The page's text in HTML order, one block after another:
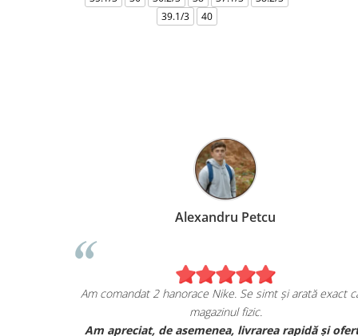
39.1/3
40
Alexandru Petcu
Am comandat 2 hanorace Nike. Se simt și arată exact
magazinul fizic.
Am apreciat, de asemenea, livrarea rapidă și